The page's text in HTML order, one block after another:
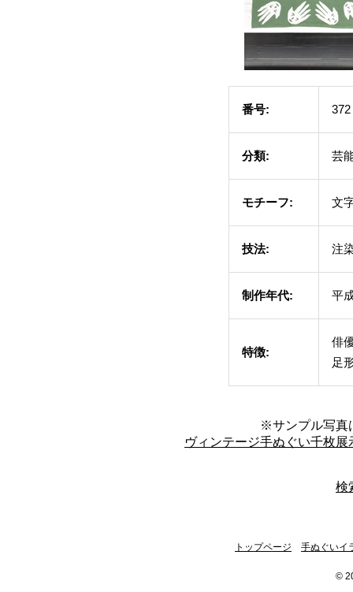
番号: 372
分類: 芸
モチーフ: 文
技法: 注
制作年代: 平
特徴:
俳
足
※サンプル写真
ヴィンテージ手ぬぐい千枚展
検
トップページ 手ぬぐいイ
©